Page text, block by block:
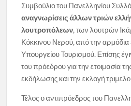
Συμβούλιο του Πανελληνίου
αναγνωρίσεις άλλων τριών
λουτροπόλεων, των λουτρών
Κόκκινου Νερού, από την αρμόδια
Υπουργείου Τουρισμού. Επίσης
του πρόεδρου για την ετοιμασία
εκδήλωσης και την εκλογή
Τέλος ο αντιπρόεδρος του